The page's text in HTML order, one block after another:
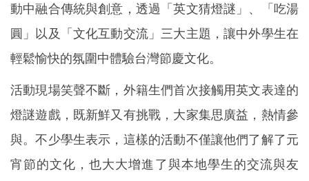
動中融合傳統與創意，透過「英文猜燈謎」、「吃湯
圓」以及「文化互動交流」三大主題，讓中外學生在
輕鬆愉快的氛圍中體驗台灣節慶文化。
活動現場笑聲不斷，外籍生們首次接觸用英文表達的
燈謎遊戲，既新鮮又有挑戰，大家集思廣益，熱情參
與。不少學生表示，這樣的活動不僅讓他們了解了元
宵節的文化，也大大增進了與本地學生的交流與友